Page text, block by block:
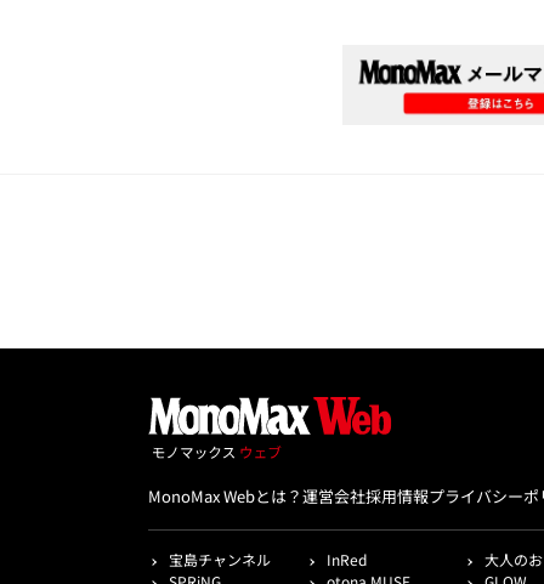
MonoMax Webとは？運営会社採用情報プライバシー
宝島チャンネル InRed
大人の